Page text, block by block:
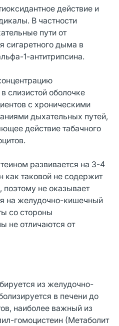
действие и
В частности
пути от
сигаретного дыма в
1-антитрипсина.
слизистой оболочке
с хроническими
дыхательных путей,
действие табачного
развивается на 3-4
как таковой не содержит
не оказывает
на желудочно-кишечный
со стороны
не отличаются от
из желудочно-
в печени до
наиболее важный из
гомоцистеин (Метаболит